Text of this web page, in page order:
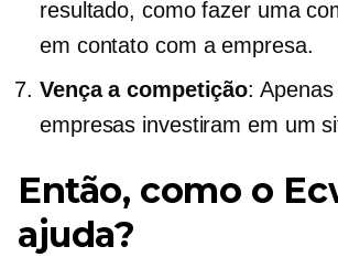
resultado, como fazer uma
em contato com a empresa.
Vença a competição:
empresas investiram em um
Então, como o
ajuda?